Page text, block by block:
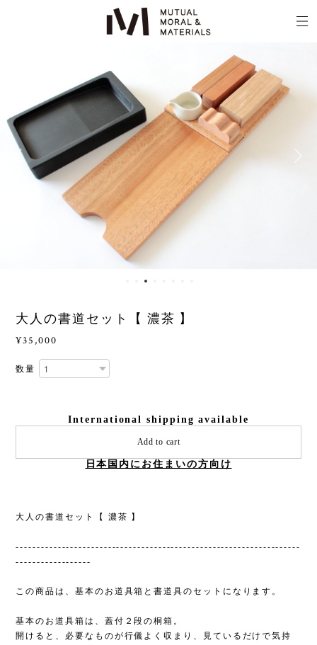
大人の書道セット【 濃茶 】
¥35,000
数量
International shipping available
Add to cart
日本国内にお住まいの方向け
大人の書道セット【 濃茶 】
--------------------------------------------------------------------
------------------
この商品は、基本のお道具箱と書道具のセットになります。
基本のお道具箱は、蓋付２段の桐箱。
開けると、必要なものが行儀よく収まり、見ているだけで気持